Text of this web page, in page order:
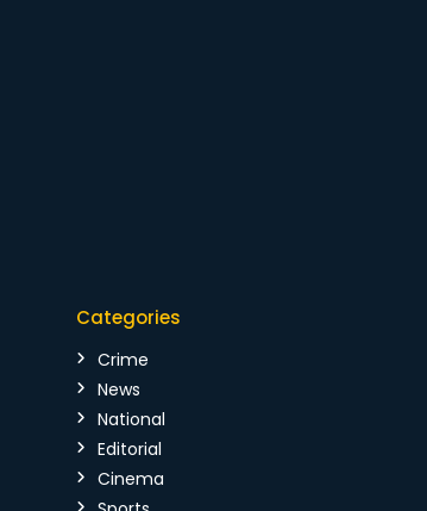
Categories
Crime
News
National
Editorial
Cinema